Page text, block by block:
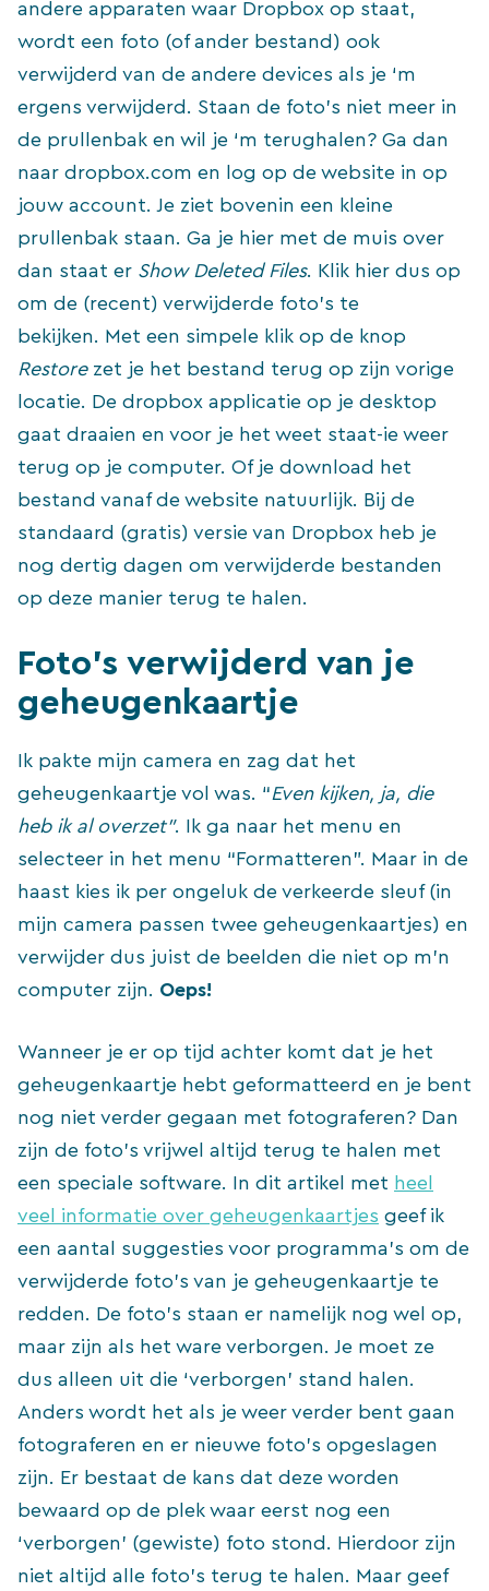
andere apparaten waar Dropbox op staat,
wordt een foto (of ander bestand) ook
verwijderd van de andere devices als je ‘m
ergens verwijderd. Staan de foto’s niet meer in
de prullenbak en wil je ‘m terughalen? Ga dan
naar dropbox.com en log op de website in op
jouw account. Je ziet bovenin een kleine
prullenbak staan. Ga je hier met de muis over
dan staat er Show Deleted Files. Klik hier dus op
om de (recent) verwijderde foto’s te
bekijken. Met een simpele klik op de knop
Restorezet je het bestand terug op zijn vorige
locatie. De dropbox applicatie op je desktop
gaat draaien en voor je het weet staat-ie weer
terug op je computer. Of je download het
bestand vanaf de website natuurlijk. Bij de
standaard (gratis) versie van Dropbox heb je
nog dertig dagen om verwijderde bestanden
op deze manier terug te halen.
Foto’s verwijderd van je
geheugenkaartje
Ik pakte mijn camera en zag dat het
geheugenkaartje vol was. “Even kijken, ja, die
heb ik al overzet”. Ik ga naar het menu en
selecteer in het menu “Formatteren”. Maar in de
haast kies ik per ongeluk de verkeerde sleuf (in
mijn camera passen twee geheugenkaartjes) en
verwijder dus juist de beelden die niet op m’n
computer zijn. Oeps!
Wanneer je er op tijd achter komt dat je het
geheugenkaartje hebt geformatteerd en je bent
nog niet verder gegaan met fotograferen? Dan
zijn de foto’s vrijwel altijd terug te halen met
een speciale software. In dit artikel met heel
veel informatie over geheugenkaartjes geef ik
een aantal suggesties voor programma’s om de
verwijderde foto’s van je geheugenkaartje te
redden. De foto’s staan er namelijk nog wel op,
maar zijn als het ware verborgen. Je moet ze
dus alleen uit die ‘verborgen’ stand halen.
Anders wordt het als je weer verder bent gaan
fotograferen en er nieuwe foto’s opgeslagen
zijn. Er bestaat de kans dat deze worden
bewaard op de plek waar eerst nog een
‘verborgen’ (gewiste) foto stond. Hierdoor zijn
niet altijd alle foto’s terug te halen. Maar geef